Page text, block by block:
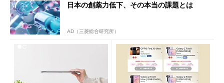
日本の創薬力低下、その本当の課題とは
AD（三菱総合研究所）